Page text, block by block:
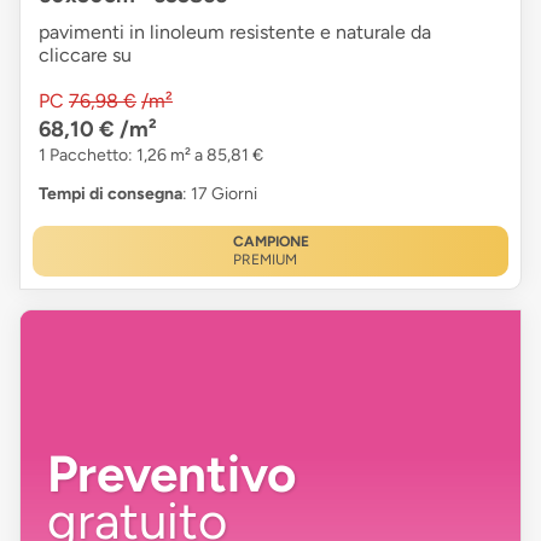
pavimenti in linoleum resistente e naturale da
cliccare su
PC 76,98 € /m²
68,10 € /m²
1 Pacchetto: 1,26 m² a 85,81 €
Tempi di consegna: 17 Giorni
CAMPIONE
PREMIUM
Preventivo
gratuito